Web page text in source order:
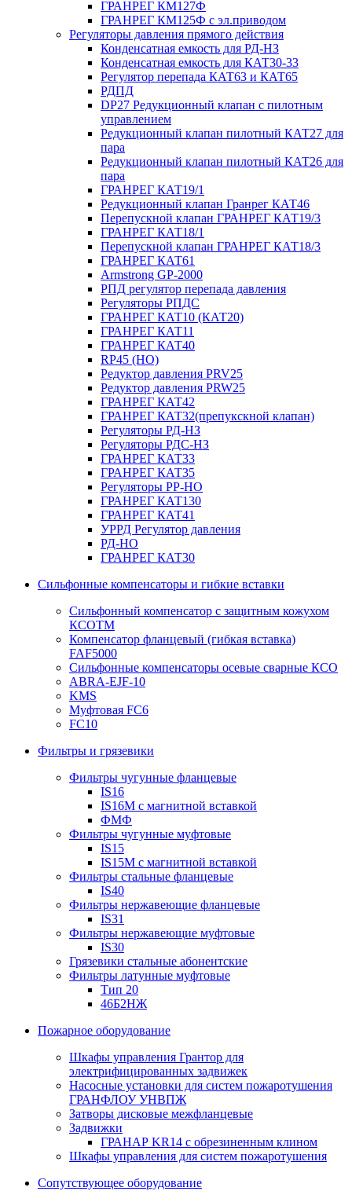
ГРАНРЕГ КМ127Ф
ГРАНРЕГ КМ125Ф с эл.приводом
Регуляторы давления прямого действия
Конденсатная емкость для РД-НЗ
Конденсатная емкость для КАТ30-33
Регулятор перепада КАТ63 и КАТ65
РДПД
DP27 Редукционный клапан с пилотным
управлением
Редукционный клапан пилотный КАТ27 для
пара
Редукционный клапан пилотный КАТ26 для
пара
ГРАНРЕГ КАТ19/1
Редукционный клапан Гранрег КАТ46
Перепускной клапан ГРАНРЕГ КАТ19/3
ГРАНРЕГ КАТ18/1
Перепускной клапан ГРАНРЕГ КАТ18/3
ГРАНРЕГ КАТ61
Armstrong GP-2000
РПД регулятор перепада давления
Регуляторы РПДС
ГРАНРЕГ КАТ10 (КАТ20)
ГРАНРЕГ КАТ11
ГРАНРЕГ КАТ40
RP45 (НО)
Редуктор давления PRV25
Редуктор давления PRW25
ГРАНРЕГ КАТ42
ГРАНРЕГ КАТ32(препукскной клапан)
Регуляторы РД-НЗ
Регуляторы РДС-НЗ
ГРАНРЕГ КАТ33
ГРАНРЕГ КАТ35
Регуляторы РР-НО
ГРАНРЕГ КАТ130
ГРАНРЕГ КАТ41
УРРД Регулятор давления
РД-НО
ГРАНРЕГ КАТ30
Сильфонные компенсаторы и гибкие вставки
Сильфонный компенсатор с защитным кожухом
КСОТM
Компенсатор фланцевый (гибкая вставка)
FAF5000
Сильфонные компенсаторы осевые сварные КСО
ABRA-EJF-10
KMS
Муфтовая FC6
FC10
Фильтры и грязевики
Фильтры чугунные фланцевые
IS16
IS16M с магнитной вставкой
ФМФ
Фильтры чугунные муфтовые
IS15
IS15M c магнитной вставкой
Фильтры стальные фланцевые
IS40
Фильтры нержавеющие фланцевые
IS31
Фильтры нержавеющие муфтовые
IS30
Грязевики стальные абонентские
Фильтры латунные муфтовые
Тип 20
46Б2НЖ
Пожарное оборудование
Шкафы управления Грантор для
электрифицированных задвижек
Насосные установки для систем пожаротушения
ГРАНФЛОУ УНВПЖ
Затворы дисковые межфланцевые
Задвижки
ГРАНАР KR14 с обрезиненным клином
Шкафы управления для систем пожаротушения
Сопутствующее оборудование